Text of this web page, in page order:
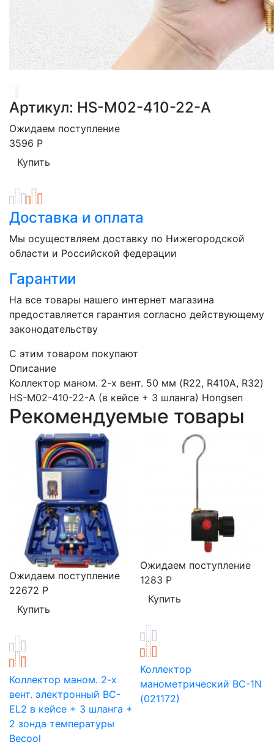
Артикул: HS-M02-410-22-A
Ожидаем поступление
3596 Р
Доставка и оплата
Мы осуществляем доставку по Нижегородской
области и Российской федерации
Гарантии
На все товары нашего интернет магазина
предоставляется гарантия согласно действующему
законодательству
C этим товаром покупают
Описание
Коллектор маном. 2-х вент. 50 мм (R22, R410A, R32)
HS-M02-410-22-A (в кейсе + 3 шланга) Hongsen
Рекомендуемые товары
Ожидаем поступление
22672 Р
Коллектор маном. 2-х
вент. электронный BC-
EL2 в кейсе + 3 шланга +
2 зонда температуры
Becool
Ожидаем поступление
1283 Р
Коллектор
манометрический ВС-1N
(021172)